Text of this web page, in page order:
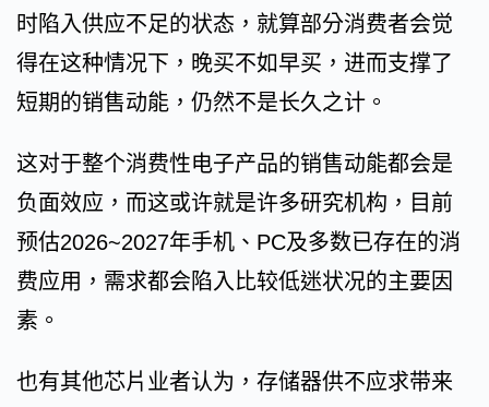
时陷入供应不足的状态，就算部分消费者会觉
得在这种情况下，晚买不如早买，进而支撑了
短期的销售动能，仍然不是长久之计。
这对于整个消费性电子产品的销售动能都会是
负面效应，而这或许就是许多研究机构，目前
预估2026~2027年手机、PC及多数已存在的消
费应用，需求都会陷入比较低迷状况的主要因
素。
也有其他芯片业者认为，存储器供不应求带来